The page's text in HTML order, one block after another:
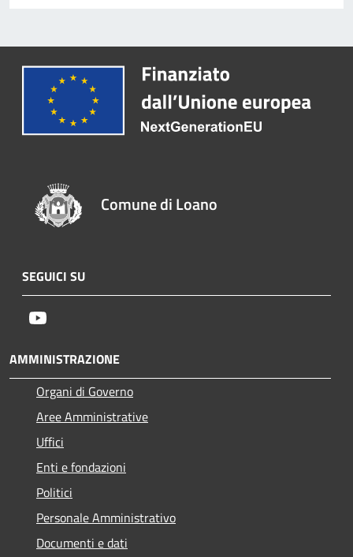
Comune di Loano
SEGUICI SU
AMMINISTRAZIONE
Organi di Governo
Aree Amministrative
Uffici
Enti e fondazioni
Politici
Personale Amministrativo
Documenti e dati